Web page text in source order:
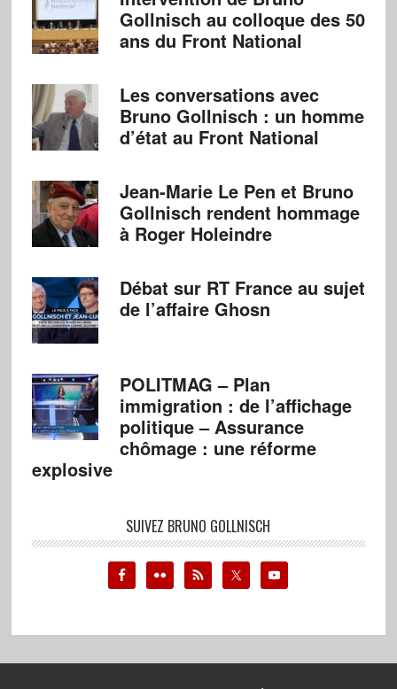
Gollnisch au colloque des 50
ans du Front National
Les conversations avec
Bruno Gollnisch : un homme
d’état au Front National
Jean-Marie Le Pen et Bruno
Gollnisch rendent hommage
à Roger Holeindre
Débat sur RT France au sujet
de l’affaire Ghosn
POLITMAG – Plan
immigration : de l’affichage
politique – Assurance
chômage : une réforme
explosive
SUIVEZ BRUNO GOLLNISCH